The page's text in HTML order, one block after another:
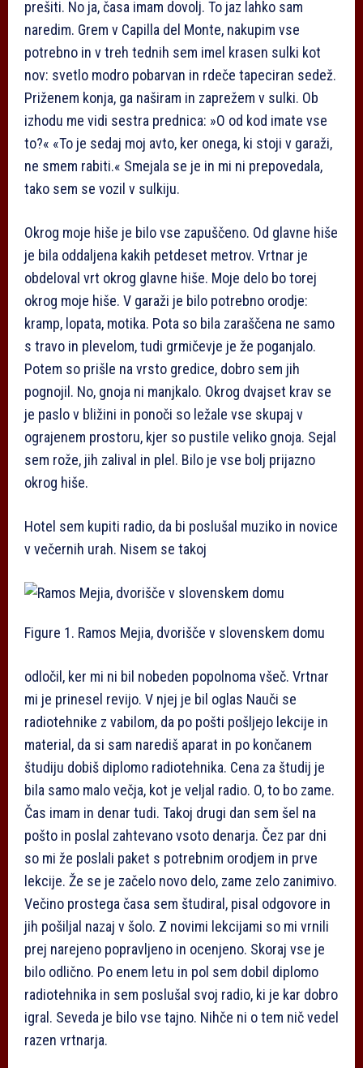
prešiti. No ja, časa imam dovolj. To jaz lahko sam
naredim. Grem v Capilla del Monte, nakupim vse
potrebno in v treh tednih sem imel krasen sulki kot
nov: svetlo modro pobarvan in rdeče tapeciran sedež.
Priženem konja, ga naširam in zaprežem v sulki. Ob
izhodu me vidi sestra prednica: »O od kod imate vse
to?« «To je sedaj moj avto, ker onega, ki stoji v garaži,
ne smem rabiti.« Smejala se je in mi ni prepovedala,
tako sem se vozil v sulkiju.
Okrog moje hiše je bilo vse zapuščeno. Od glavne hiše
je bila oddaljena kakih petdeset metrov. Vrtnar je
obdeloval vrt okrog glavne hiše. Moje delo bo torej
okrog moje hiše. V garaži je bilo potrebno orodje:
kramp, lopata, motika. Pota so bila zaraščena ne samo
s travo in plevelom, tudi grmičevje je že poganjalo.
Potem so prišle na vrsto gredice, dobro sem jih
pognojil. No, gnoja ni manjkalo. Okrog dvajset krav se
je paslo v bližini in ponoči so ležale vse skupaj v
ograjenem prostoru, kjer so pustile veliko gnoja. Sejal
sem rože, jih zalival in plel. Bilo je vse bolj prijazno
okrog hiše.
Hotel sem kupiti radio, da bi poslušal muziko in novice
v večernih urah. Nisem se takoj
Figure 1. Ramos Mejia, dvorišče v slovenskem domu
odločil, ker mi ni bil nobeden popolnoma všeč. Vrtnar
mi je prinesel revijo. V njej je bil oglas Nauči se
radiotehnike z vabilom, da po pošti pošljejo lekcije in
material, da si sam narediš aparat in po končanem
študiju dobiš diplomo radiotehnika. Cena za študij je
bila samo malo večja, kot je veljal radio. O, to bo zame.
Čas imam in denar tudi. Takoj drugi dan sem šel na
pošto in poslal zahtevano vsoto denarja. Čez par dni
so mi že poslali paket s potrebnim orodjem in prve
lekcije. Že se je začelo novo delo, zame zelo zanimivo.
Večino prostega časa sem študiral, pisal odgovore in
jih pošiljal nazaj v šolo. Z novimi lekcijami so mi vrnili
prej narejeno popravljeno in ocenjeno. Skoraj vse je
bilo odlično. Po enem letu in pol sem dobil diplomo
radiotehnika in sem poslušal svoj radio, ki je kar dobro
igral. Seveda je bilo vse tajno. Nihče ni o tem nič vedel
razen vrtnarja.